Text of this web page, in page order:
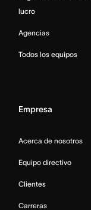
lucro
Agencias
Todos los equipos
Empresa
Acerca de nosotros
Equipo directivo
Clientes
Carreras